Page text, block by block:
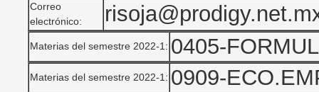
Correo
electrónico:
Materias del semestre 2022-1: 0405-
Materias del semestre 2022-1: 0909-